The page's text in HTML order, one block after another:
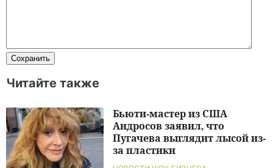
Читайте также
Бьюти-мастер из США
Андросов заявил, что
Пугачева выглядит лысой из-
за пластики